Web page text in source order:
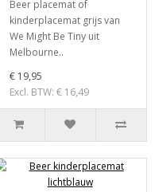
Beer placemat of
kinderplacemat grijs van
We Might Be Tiny uit
Melbourne..
€ 19,95
Excl. BTW: € 16,49